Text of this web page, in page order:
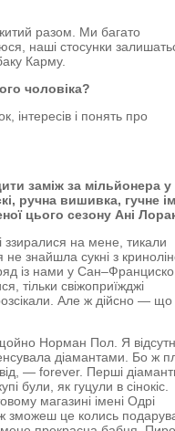
разом. Ми багато
наші стосунки
Карму.
чоловіка?
інтересів і понять про
заміж за мільйонера у
ручна вишивка, гучне
цього сезону Ані
на мене, тикали
знайшла сукні з
із нами у Сан–Франциско,
тільки свіжоприїжджі
Але ж дійсно —
Норман Пол. Я
діамантами. Бо ж
— forever. Перші
були, як гуцули в сінокіс.
магазині імені Одрі
зможеш це колись